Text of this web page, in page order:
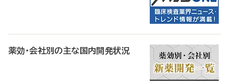
薬効・会社別の主な国内開発状況